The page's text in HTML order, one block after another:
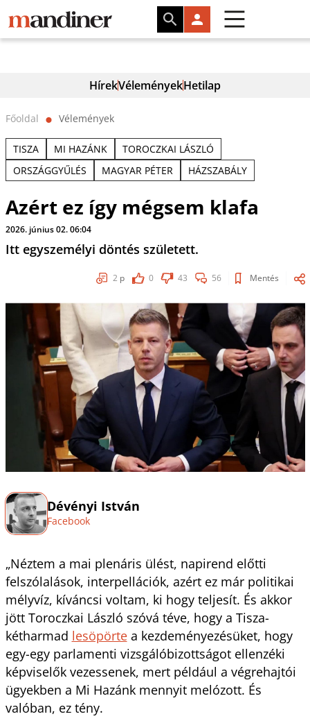
HírekVéleményekHetilap
Főoldal ⬤ Vélemények
TISZA MI HAZÁNK
TOROCZKAI LÁSZLÓ
ORSZÁGGYŰLÉS
MAGYAR PÉTER HÁZSZABÁLY
Azért ez így mégsem klafa
2026. június 02. 06:04
Itt egyszemélyi döntés született.
2 p 0 43 56 Mentés
Dévényi István
Facebook
„Néztem a mai plenáris ülést, napirend előtti
felszólalások, interpellációk, azért ez már politikai
mélyvíz, kíváncsi voltam, ki hogy teljesít. És akkor
jött Toroczkai László szóvá téve, hogy a Tisza-
kétharmad lesöpörtea kezdeményezésüket, hogy
egy-egy parlamenti vizsgálóbizottságot ellenzéki
képviselők vezessenek, mert például a végrehajtói
ügyekben a Mi Hazánk mennyit melózott. És
valóban, ez tény.